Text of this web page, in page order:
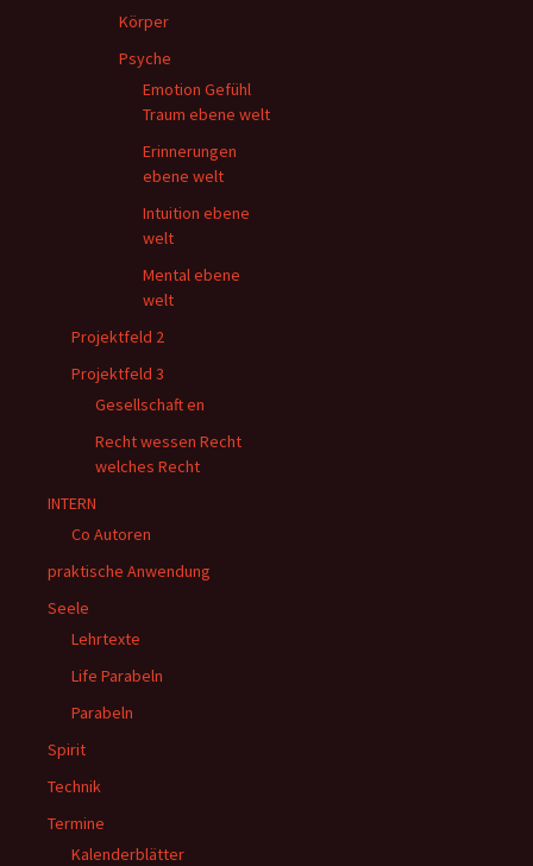
Körper
Psyche
Emotion Gefühl
Traum ebene welt
Erinnerungen
ebene welt
Intuition ebene
welt
Mental ebene
welt
Projektfeld 2
Projektfeld 3
Gesellschaft en
Recht wessen Recht
welches Recht
INTERN
Co Autoren
praktische Anwendung
Seele
Lehrtexte
Life Parabeln
Parabeln
Spirit
Technik
Termine
Kalenderblätter